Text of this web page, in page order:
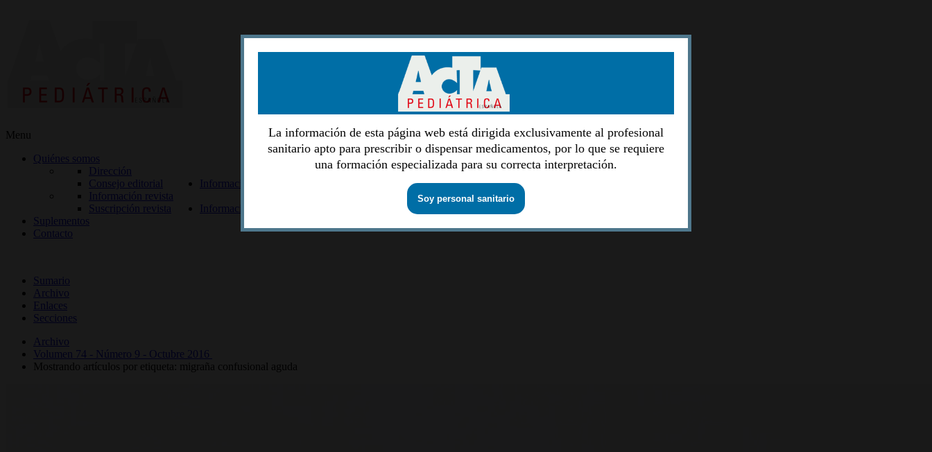
Menu
Quiénes somos
Dirección
Consejo editorial
Información lectores
Información revista
Suscripción revista
Información autores
Suplementos
Contacto
Sumario
Archivo
Enlaces
Secciones
Archivo
Volumen 74 - Número 9 - Octubre 2016
Mostrando artículos por etiqueta: migraña confusional aguda
La información de esta página web está dirigida exclusivamente al profesional
sanitario apto para prescribir o dispensar medicamentos, por lo que se requiere
una formación especializada para su correcta interpretación.
Soy personal sanitario